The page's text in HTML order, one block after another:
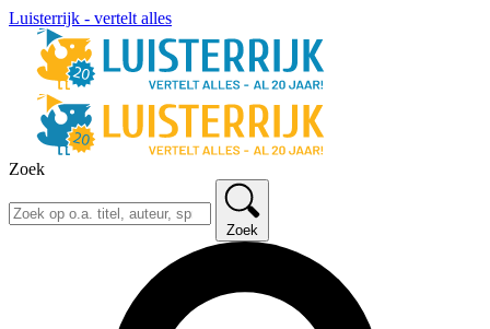
Luisterrijk - vertelt alles
Zoek
Zoek